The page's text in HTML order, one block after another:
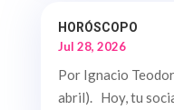
HORÓSCOPO
Jul 28, 2026
Por Ignacio
abril). Hoy, tu